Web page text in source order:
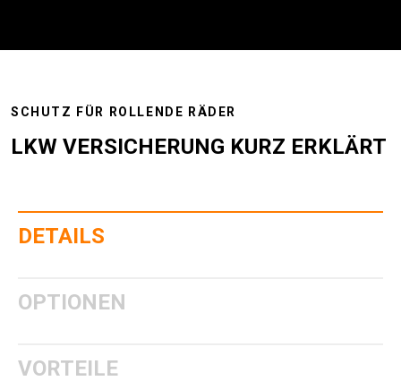
SCHUTZ FÜR ROLLENDE RÄDER
LKW VERSICHERUNG KURZ ERKLÄRT
DETAILS
OPTIONEN
VORTEILE